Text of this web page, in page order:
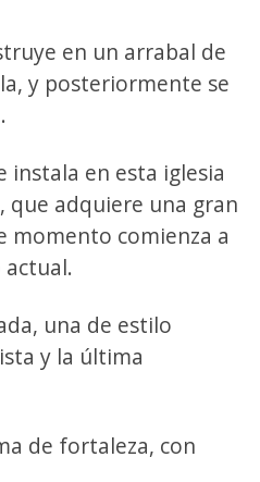
en un arrabal de
y posteriormente se
instala en esta iglesia
que adquiere una gran
momento comienza a
una de estilo
y la última
de fortaleza, con